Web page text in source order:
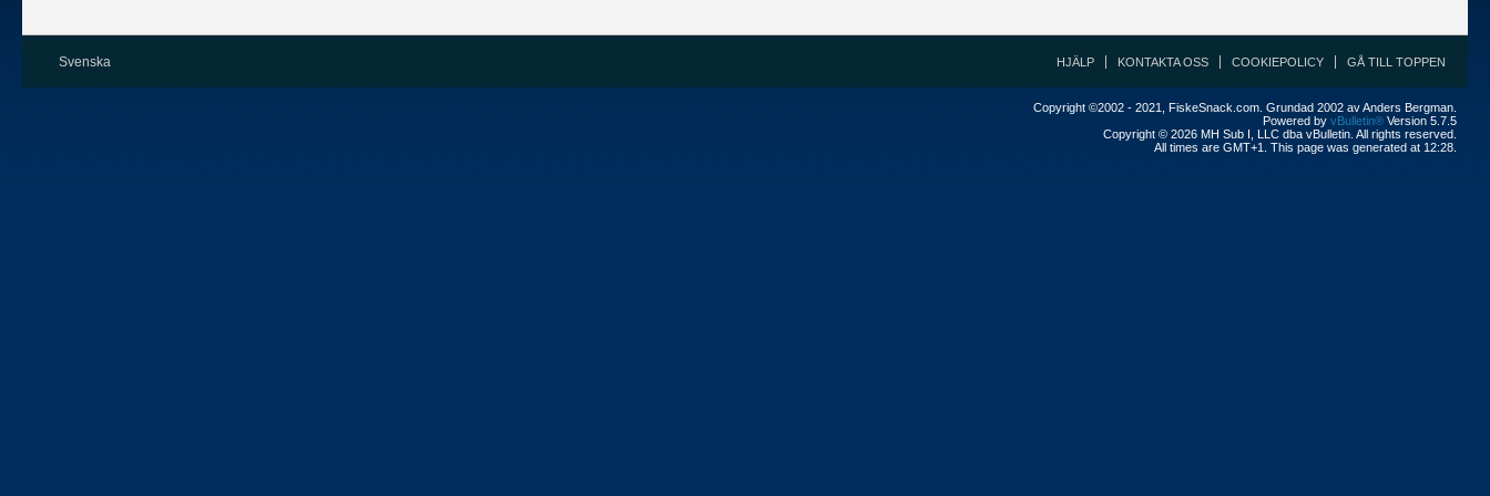
Svenska HJÄLP KONTAKTA OSS COOKIEPOLICY GÅ TILL TOPPEN
Copyright ©2002 - 2021, FiskeSnack.com. Grundad 2002 av Anders Bergman.
Powered by vBulletin® Version 5.7.5
Copyright © 2026 MH Sub I, LLC dba vBulletin. All rights reserved.
All times are GMT+1. This page was generated at 12:28.